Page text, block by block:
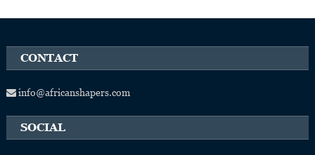
CONTACT
info@africanshapers.com
SOCIAL